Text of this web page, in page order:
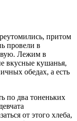
притом
провели в
Лежим в
вкусные кушанья,
обедах, а есть
по два тоненьких
от этого хлеба,